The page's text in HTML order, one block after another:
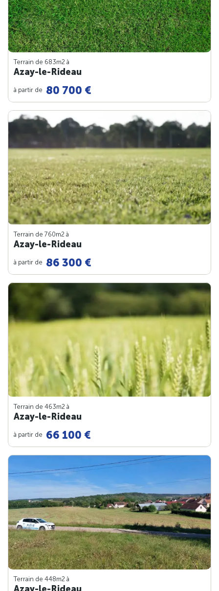
Terrain de 683m2 à
Azay-le-Rideau
à partir de 80 700 €
Terrain de 760m2 à
Azay-le-Rideau
à partir de 86 300 €
Terrain de 463m2 à
Azay-le-Rideau
à partir de 66 100 €
Terrain de 448m2 à